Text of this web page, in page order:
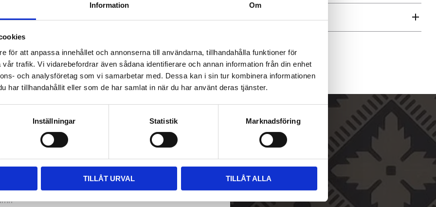
Information Om
för att anpassa innehållet och annonserna till användarna, tillhandahålla funktioner för
trafik. Vi vidarebefordrar även sådana identifierare och annan information från din enhet
och analysföretag som vi samarbetar med. Dessa kan i sin tur kombinera informationen
har tillhandahållit eller som de har samlat in när du har använt deras tjänster.
Inställningar Statistik Marknadsföring
TILLÅT URVAL TILLÅT ALLA
Om tillverkaren
upp dig på vårt nyhetsbrev